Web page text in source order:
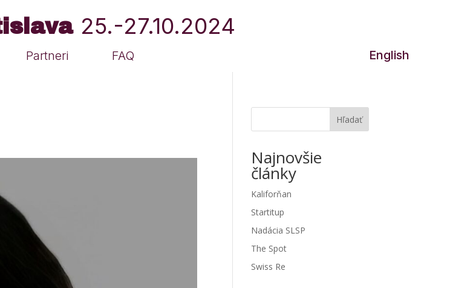
25.-27.10.2024
Partneri FAQ English
Hľadať
Najnovšie
články
Kaliforňan
Startitup
Nadácia SLSP
The Spot
Swiss Re